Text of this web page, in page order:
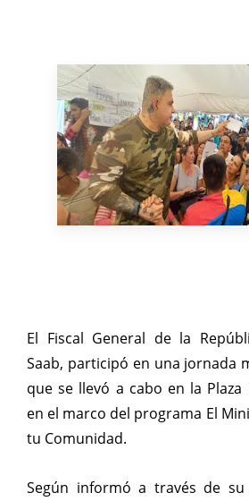
El Fiscal General de la
Saab, participó en una jornada
que se llevó a cabo en la Plaza
en el marco del programa El
tu Comunidad.
Según informó a través de